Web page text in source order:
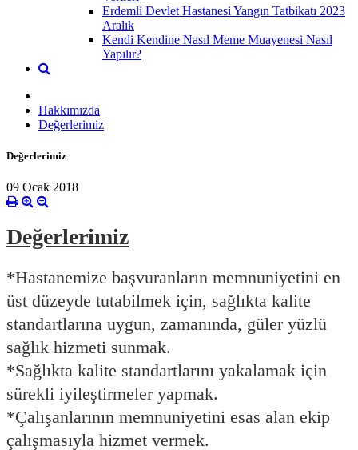
Erdemli Devlet Hastanesi Yangın Tatbikatı 2023
Aralık
Kendi Kendine Nasıl Meme Muayenesi Nasıl
Yapılır?
Hakkımızda
Değerlerimiz
Değerlerimiz
09 Ocak 2018
Değerlerimiz
*Hastanemize başvuranların memnuniyetini en
üst düzeyde tutabilmek için, sağlıkta kalite
standartlarına uygun, zamanında, güler yüzlü
sağlık hizmeti sunmak.
*Sağlıkta kalite standartlarını yakalamak için
sürekli iyileştirmeler yapmak.
*Çalışanlarının memnuniyetini esas alan ekip
çalışmasıyla hizmet vermek.